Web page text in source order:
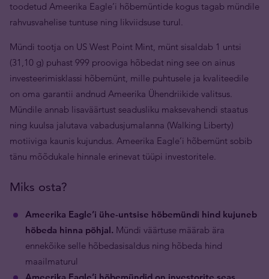
toodetud Ameerika Eagle’i hõbemüntide kogus tagab mündile
rahvusvahelise tuntuse ning likviidsuse turul.
Mündi tootja on US West Point Mint, münt sisaldab 1 untsi
(31,10 g) puhast 999 prooviga hõbedat ning see on ainus
investeerimisklassi hõbemünt, mille puhtusele ja kvaliteedile
on oma garantii andnud Ameerika Ühendriikide valitsus.
Mündile annab lisaväärtust seadusliku maksevahendi staatus
ning kuulsa jalutava vabadusjumalanna (Walking Liberty)
motiiviga kaunis kujundus. Ameerika Eagle’i hõbemünt sobib
tänu mõõdukale hinnale erinevat tüüpi investoritele.
Miks osta?
Ameerika Eagle’i ühe-untsise hõbemündi hind kujuneb
hõbeda hinna põhjal. Mündi väärtuse määrab ära
ennekõike selle hõbedasisaldus ning hõbeda hind
maailmaturul